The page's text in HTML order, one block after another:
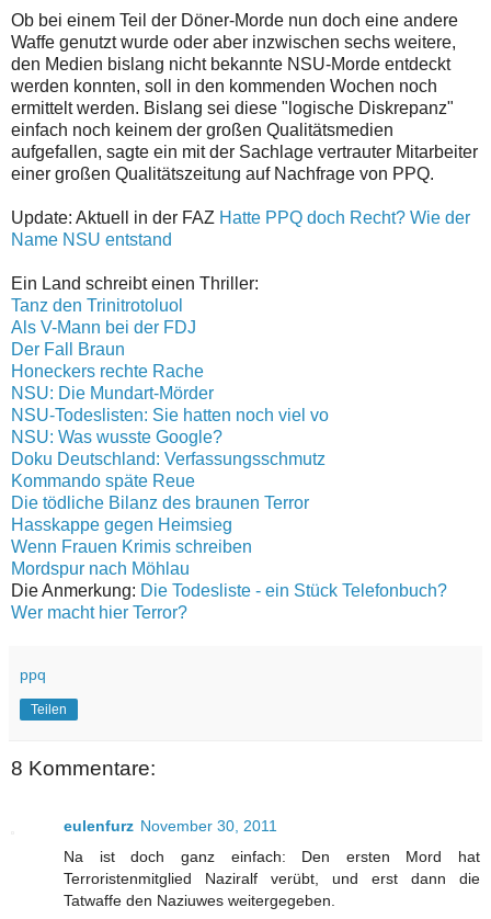
Ob bei einem Teil der Döner-Morde nun doch eine andere
Waffe genutzt wurde oder aber inzwischen sechs weitere,
den Medien bislang nicht bekannte NSU-Morde entdeckt
werden konnten, soll in den kommenden Wochen noch
ermittelt werden. Bislang sei diese "logische Diskrepanz"
einfach noch keinem der großen Qualitätsmedien
aufgefallen, sagte ein mit der Sachlage vertrauter Mitarbeiter
einer großen Qualitätszeitung auf Nachfrage von PPQ.
Update: Aktuell in der FAZ Hatte PPQ doch Recht? Wie der
Name NSU entstand
Ein Land schreibt einen Thriller:
Tanz den Trinitrotoluol
Als V-Mann bei der FDJ
Der Fall Braun
Honeckers rechte Rache
NSU: Die Mundart-Mörder
NSU-Todeslisten: Sie hatten noch viel vo
NSU: Was wusste Google?
Doku Deutschland: Verfassungsschmutz
Kommando späte Reue
Die tödliche Bilanz des braunen Terror
Hasskappe gegen Heimsieg
Wenn Frauen Krimis schreiben
Mordspur nach Möhlau
Die Anmerkung: Die Todesliste - ein Stück Telefonbuch?
Wer macht hier Terror?
ppq
Teilen
8 Kommentare:
eulenfurz November 30, 2011
Na ist doch ganz einfach: Den ersten Mord hat
Terroristenmitglied Naziralf verübt, und erst dann die
Tatwaffe den Naziuwes weitergegeben.